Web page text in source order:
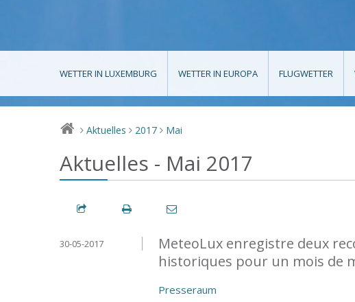
WETTER IN LUXEMBURG WETTER IN EUROPA FLUGWETTER
> Aktuelles > 2017 > Mai
Aktuelles - Mai 2017
MeteoLux enregistre deux
historiques pour un mois de
30-05-2017
Presseraum